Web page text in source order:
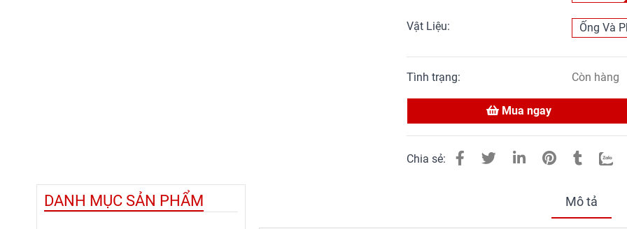
Vật Liệu: Ống Và
Tình trạng: Còn hàng
Mua ngay
Chia sẻ:
Mô tả
DANH MỤC SẢN PHẨM